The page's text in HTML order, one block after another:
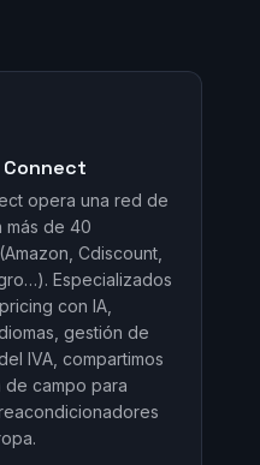
Connect
opera una red de
de 40
Cdiscount,
Especializados
con IA,
gestión de
IVA, compartimos
campo para